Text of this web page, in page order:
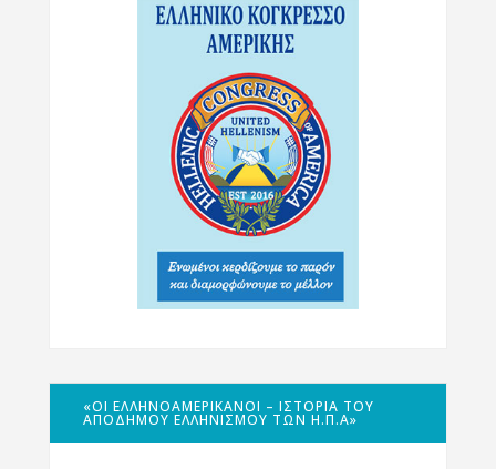
«ΟΙ ΕΛΛΗΝΟΑΜΕΡΙΚΑΝΟΊ – ΙΣΤΟΡΊΑ ΤΟΥ
ΑΠΌΔΗΜΟΥ ΕΛΛΗΝΙΣΜΟΎ ΤΩΝ Η.Π.Α»